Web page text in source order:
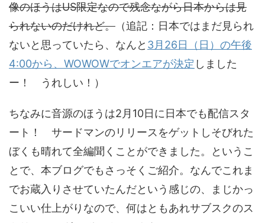
像のほうはUS限定なので残念ながら日本からは見
られないのだけれど。 （追記：日本ではまだ見られ
ないと思っていたら、なんと 3月26日（日）の午後
4:00から、WOWOWでオンエアが決定 しました
ー！ うれしい！）
ちなみに音源のほうは2月10日に日本でも配信スタ
ート！ サードマンのリリースをゲットしそびれた
ぼくも晴れて全編聞くことができました。というこ
とで、本ブログでもさっそくご紹介。なんでこれま
でお蔵入りさせていたんだという感じの、まじかっ
こいい仕上がりなので、何はともあれサブスクのス